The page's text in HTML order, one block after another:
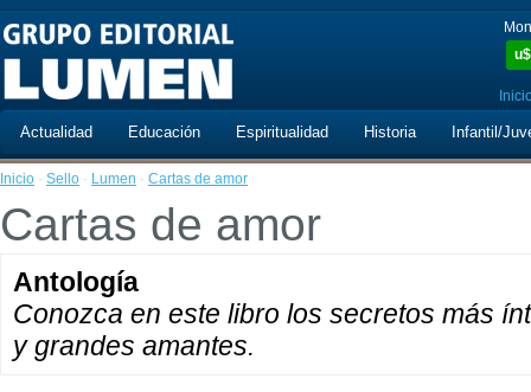
u$
Actualidad Educación Espiritualidad Historia Infantil/
Inicio · Sello · Lumen · Cartas de amor
Cartas de amor
Antología
Conozca en este libro los secretos más
y grandes amantes.